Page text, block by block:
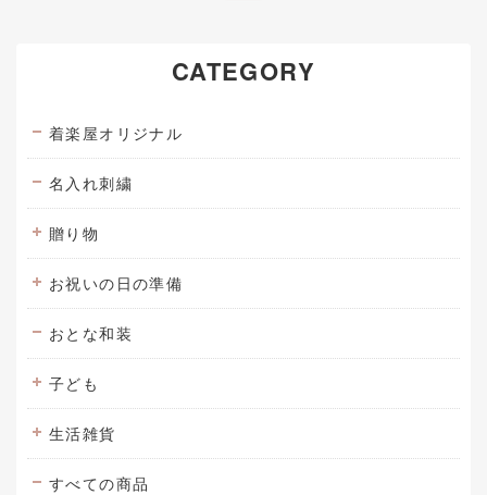
CATEGORY
着楽屋オリジナル
名入れ刺繍
贈り物
お祝いの日の準備
おとな和装
子ども
生活雑貨
すべての商品